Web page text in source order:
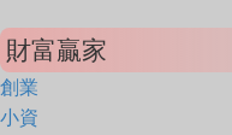
財富贏家
創業
小資